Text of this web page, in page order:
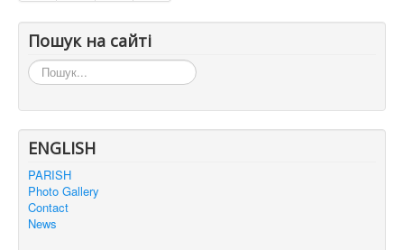
Пошук на сайті
Пошук...
ENGLISH
PARISH
Photo Gallery
Contact
News